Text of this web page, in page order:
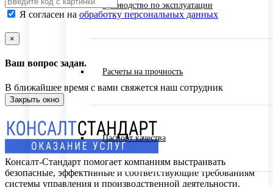
Руководство по эксплуатации
Расчеты на прочность
Паспорт качества
Я согласен на обработку персональных данных
×
Ваш вопрос задан.
В ближайшее время с вами свяжется наш сотрудник
Закрыть окно
Консалт-Стандарт помогает компаниям выстраивать
безопасные, эффективные и соответствующие требованиям
системы управления и производственной деятельности.